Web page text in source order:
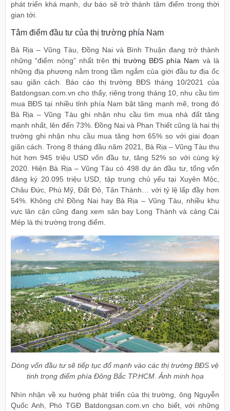
phát triển khá mạnh, dư báo sẽ trở thành tâm điểm trong thời
gian tới.
Tâm điểm đầu tư của thị trường phía Nam
Bà Rịa – Vũng Tàu, Đồng Nai và Bình Thuận đang trở thành
những “điểm nóng” nhất trênthị trường BĐS phía Nam và là
những địa phương nằm trong tầm ngắm của giới đầu tư địa ốc
sau giãn cách. Báo cáo thị trường BĐS tháng 10/2021 của
Batdongsan.com.vn cho thấy, riêng trong tháng 10, nhu cầu tìm
mua BĐS tại nhiều tỉnh phía Nam bật tăng mạnh mẽ, trong đó
Bà Rịa – Vũng Tàu ghi nhận nhu cầu tìm mua nhà đất tăng
mạnh nhất, lên đến 73%. Đồng Nai và Phan Thiết cũng là hai thị
trường ghi nhận nhu cầu mua tăng hơn 65% so với giai đoạn
giãn cách. Trong 8 tháng đầu năm 2021, Bà Rịa – Vũng Tàu thu
hút hơn 945 triệu USD vốn đầu tư, tăng 52% so với cùng kỳ
2020. Hiện Bà Rịa – Vũng Tàu có 498 dự án đầu tư, tổng vốn
đăng ký 20.095 triệu USD, tập trung chủ yếu tại Xuyên Mộc,
Châu Đức, Phú Mỹ, Đất Đỏ, Tân Thành… với tỷ lệ lấp đầy hơn
54%. Không chỉ Đồng Nai hay Bà Rịa – Vũng Tàu, nhiều khu
vực lân cận cũng đang xem sân bay Long Thành và cảng Cái
Mép là thị trường trọng điểm.
Dòng vốn đầu tư sẽ tiếp tục đổ mạnh vào các thị trường BĐS vệ
tinh trọng điểm phía Đông Bắc TP.HCM. Ảnh minh họa
Nhìn nhận về xu hướng phát triển của thị trường, ông Nguyễn
Quốc Anh, Phó TGĐ Batdongsan.com.vn cho biết, với những